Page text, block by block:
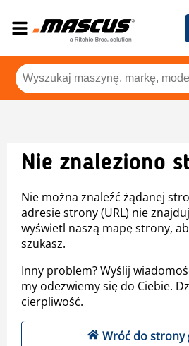
Nie znaleziono
Nie można znaleźć żądanej
adresie strony (URL) nie
wyświetl naszą mapę strony,
szukasz.
Inny problem? Wyślij
my odezwiemy się do Ciebie.
cierpliwość.
Wróć do strony